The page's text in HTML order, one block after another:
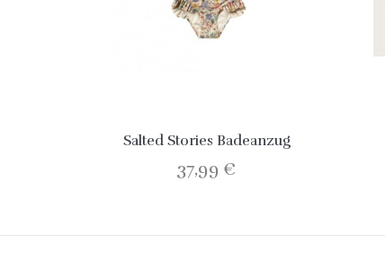
Salted Stories Badeanzug
37,99 €